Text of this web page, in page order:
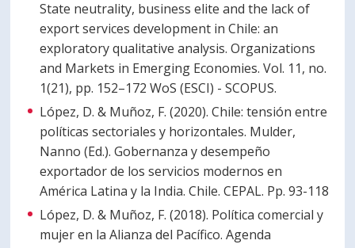
State neutrality, business elite and the lack of
export services development in Chile: an
exploratory qualitative analysis. Organizations
and Markets in Emerging Economies. Vol. 11, no.
1(21), pp. 152–172 WoS (ESCI) - SCOPUS.
López, D. & Muñoz, F. (2020). Chile: tensión entre
políticas sectoriales y horizontales. Mulder,
Nanno (Ed.). Gobernanza y desempeño
exportador de los servicios modernos en
América Latina y la India. Chile. CEPAL. Pp. 93-118
López, D. & Muñoz, F. (2018). Política comercial y
mujer en la Alianza del Pacífico. Agenda